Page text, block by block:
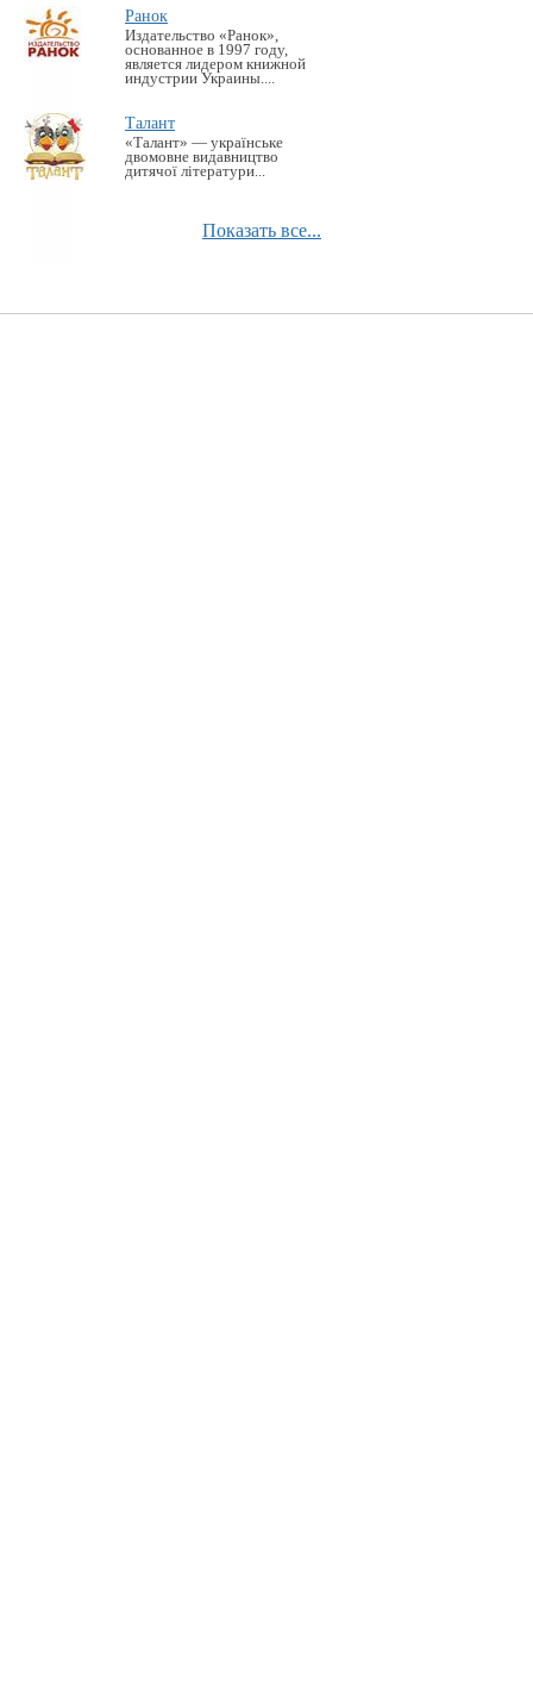
Ранок
Издательство «Ранок»,
основанное в 1997 году,
является лидером книжной
индустрии Украины....
Талант
«Талант» — українське
двомовне видавництво
дитячої літератури...
Показать все...